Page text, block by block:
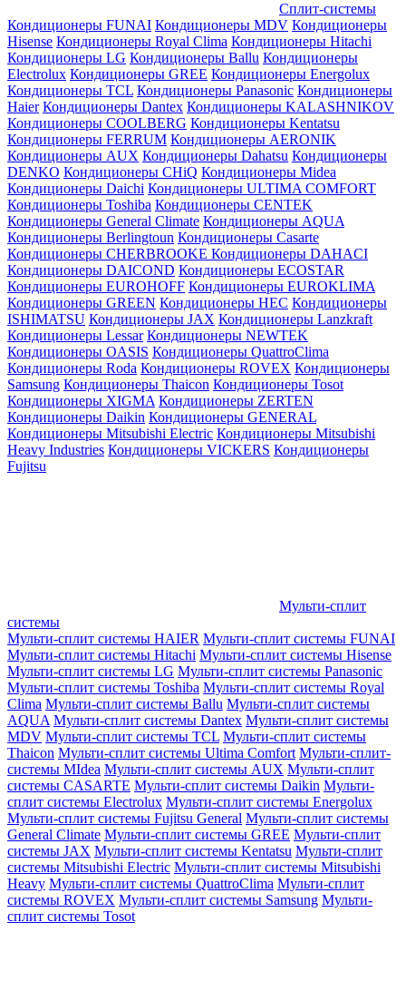
Сплит-системы
Кондиционеры FUNAI Кондиционеры MDV Кондиционеры
Hisense Кондиционеры Royal Clima Кондиционеры Hitachi
Кондиционеры LG Кондиционеры Ballu Кондиционеры
Electrolux Кондиционеры GREE Кондиционеры Energolux
Кондиционеры TCL Кондиционеры Panasonic Кондиционеры
Haier Кондиционеры Dantex Кондиционеры KALASHNIKOV
Кондиционеры СOOLBERG Кондиционеры Kentatsu
Кондиционеры FERRUM Кондиционеры AERONIK
Кондиционеры AUX Кондиционеры Dahatsu Кондиционеры
DENKO Кондиционеры CHiQ Кондиционеры Midea
Кондиционеры Daichi Кондиционеры ULTIMA COMFORT
Кондиционеры Toshiba Кондиционеры CENTEK
Кондиционеры General Climate Кондиционеры AQUA
Кондиционеры Berlingtoun Кондиционеры Casarte
Кондиционеры CHERBROOKE Кондиционеры DAHACI
Кондиционеры DAICOND Кондиционеры ECOSTAR
Кондиционеры EUROHOFF Кондиционеры EUROKLIMA
Кондиционеры GREEN Кондиционеры HEC Кондиционеры
ISHIMATSU Кондиционеры JAX Кондиционеры Lanzkraft
Кондиционеры Lessar Кондиционеры NEWTEK
Кондиционеры OASIS Кондиционеры QuattroClima
Кондиционеры Roda Кондиционеры ROVEX Кондиционеры
Samsung Кондиционеры Thaicon Кондиционеры Tosot
Кондиционеры XIGMA Кондиционеры ZERTEN
Кондиционеры Daikin Кондиционеры GENERAL
Кондиционеры Mitsubishi Electric Кондиционеры Mitsubishi
Heavy Industries Кондиционеры VICKERS Кондиционеры
Fujitsu
Мульти-сплит
системы
Мульти-сплит системы HAIER Мульти-сплит системы FUNAI
Мульти-сплит системы Hitachi Мульти-сплит системы Hisense
Мульти-сплит системы LG Мульти-сплит системы Panasonic
Мульти-сплит системы Toshiba Мульти-сплит системы Royal
Clima Мульти-сплит системы Ballu Мульти-сплит системы
AQUA Мульти-сплит системы Dantex Мульти-сплит системы
MDV Мульти-сплит системы TCL Мульти-сплит системы
Thaicon Мульти-сплит системы Ultima Comfort Мульти-сплит-
системы MIdea Мульти-сплит системы AUX Мульти-сплит
системы CASARTE Мульти-сплит системы Daikin Мульти-
сплит системы Electrolux Мульти-сплит системы Energolux
Мульти-сплит системы Fujitsu General Мульти-сплит системы
General Climate Мульти-сплит системы GREE Мульти-сплит
системы JAX Мульти-сплит системы Kentatsu Мульти-сплит
системы Mitsubishi Electric Мульти-сплит системы Mitsubishi
Heavy Мульти-сплит системы QuattroClima Мульти-сплит
системы ROVEX Мульти-сплит системы Samsung Мульти-
сплит системы Tosot